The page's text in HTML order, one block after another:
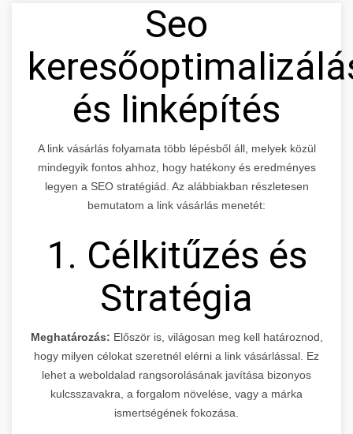
Seo
és linképítés
A link vásárlás folyamata több lépésből áll, melyek közül
mindegyik fontos ahhoz, hogy hatékony és eredményes
legyen a SEO stratégiád. Az alábbiakban részletesen
bemutatom a link vásárlás menetét:
1. Célkitűzés és
Stratégia
Meghatározás: Először is, világosan meg kell határoznod,
hogy milyen célokat szeretnél elérni a link vásárlással. Ez
lehet a weboldalad rangsorolásának javítása bizonyos
kulcsszavakra, a forgalom növelése, vagy a márka
ismertségének fokozása.